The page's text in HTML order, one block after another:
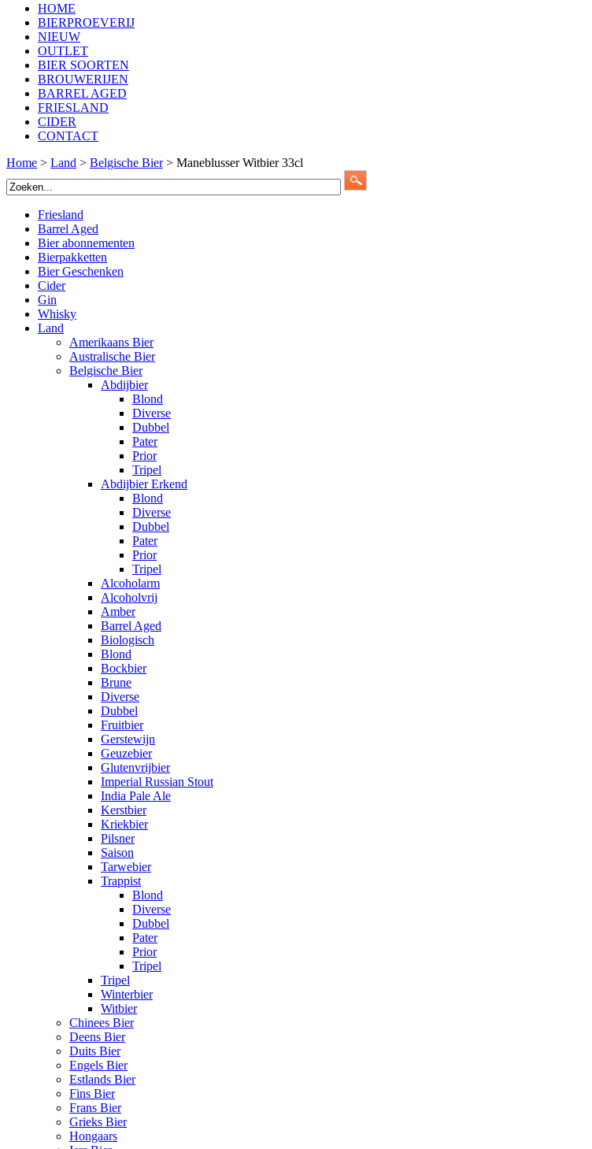
HOME
BIERPROEVERIJ
NIEUW
OUTLET
BIER SOORTEN
BROUWERIJEN
BARREL AGED
FRIESLAND
CIDER
CONTACT
Home > Land > Belgische Bier> Maneblusser Witbier 33cl
Friesland
Barrel Aged
Bier abonnementen
Bierpakketten
Bier Geschenken
Cider
Gin
Whisky
Land
Amerikaans Bier
Australische Bier
Belgische Bier
Abdijbier
Blond
Diverse
Dubbel
Pater
Prior
Tripel
Abdijbier Erkend
Blond
Diverse
Dubbel
Pater
Prior
Tripel
Alcoholarm
Alcoholvrij
Amber
Barrel Aged
Biologisch
Blond
Bockbier
Brune
Diverse
Dubbel
Fruitbier
Gerstewijn
Geuzebier
Glutenvrijbier
Imperial Russian Stout
India Pale Ale
Kerstbier
Kriekbier
Pilsner
Saison
Tarwebier
Trappist
Blond
Diverse
Dubbel
Pater
Prior
Tripel
Tripel
Winterbier
Witbier
Chinees Bier
Deens Bier
Duits Bier
Engels Bier
Estlands Bier
Fins Bier
Frans Bier
Grieks Bier
Hongaars